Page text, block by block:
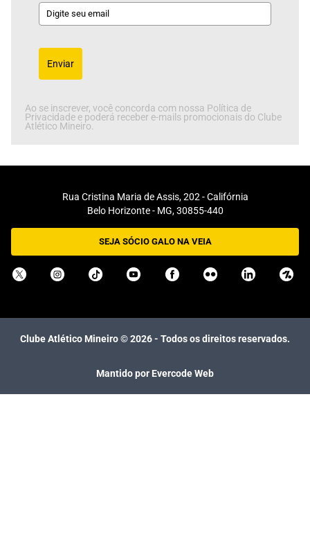
Enviar
Ao se inscrever, você concorda com nossa Política de
Privacidade e poderá receber e-mails promocionais do Clube
Atlético Mineiro.
Rua Cristina Maria de Assis, 202 - Califórnia
Belo Horizonte - MG, 30855-440
SEJA SÓCIO GALO NA VEIA
Clube Atlético Mineiro ©2026- Todos os direitos reservados.
Mantido por Evercode Web